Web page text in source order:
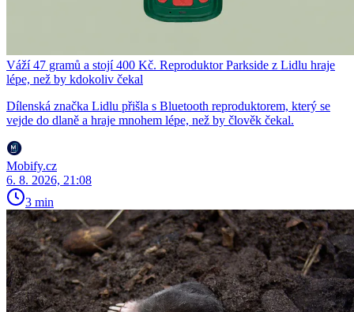
Váží 47 gramů a stojí 400 Kč. Reproduktor Parkside z Lidlu hraje
lépe, než by kdokoliv čekal
Dílenská značka Lidlu přišla s Bluetooth reproduktorem, který se
vejde do dlaně a hraje mnohem lépe, než by člověk čekal.
Mobify.cz
6. 8. 2026, 21:08
3 min